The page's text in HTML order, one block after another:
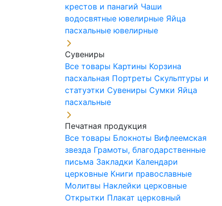
крестов и панагий Чаши
водосвятные ювелирные Яйца
пасхальные ювелирные
Сувениры
Все товары Картины Корзина
пасхальная Портреты Скульптуры и
статуэтки Сувениры Сумки Яйца
пасхальные
Печатная продукция
Все товары Блокноты Вифлеемская
звезда Грамоты, благодарственные
письма Закладки Календари
церковные Книги православные
Молитвы Наклейки церковные
Открытки Плакат церковный